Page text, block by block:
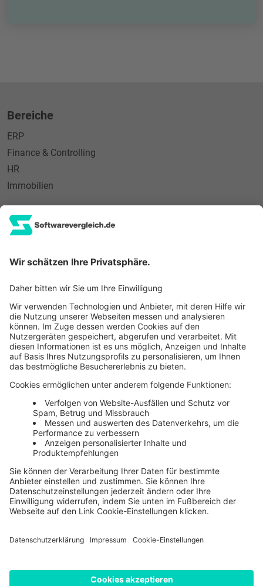
Bereiche
ERP
Finance & Controlling
HR
Immobilien
Informationen
Newsletter
Kontakt
Login
Einblicke & Praxis-Tipps
Aktuelle Whitepaper und Case Studies entdecken
Jetzt entdecken
Wissen
Aktuelle Top-Themen und Expertenbeiträge
Mehr erfahren
AGB Cookie-Einstellungen
Datenschutzerklärung